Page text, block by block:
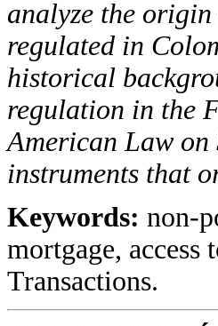
analyze the
regulated in
historical
regulation in the
American Law on
instruments that
Keywords: non-
mortgage,
Transactions.